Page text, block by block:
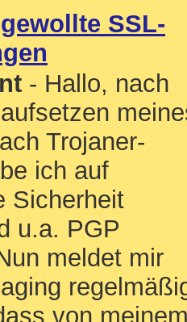
SSL-
- Hallo, nach
Trojaner-
ich auf
Sicherheit
u.a. PGP
meldet mir
von